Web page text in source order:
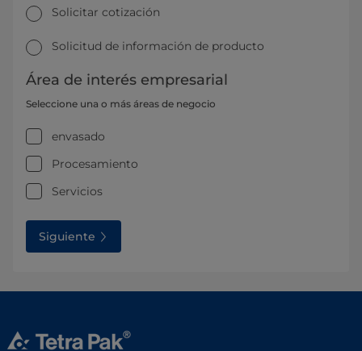
Solicitar cotización
Solicitud de información de producto
Área de interés empresarial
Seleccione una o más áreas de negocio
envasado
Procesamiento
Servicios
Siguiente